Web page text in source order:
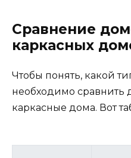
Сравнение
каркасных
Чтобы понять, какой
необходимо сравнить
каркасные дома. Вот